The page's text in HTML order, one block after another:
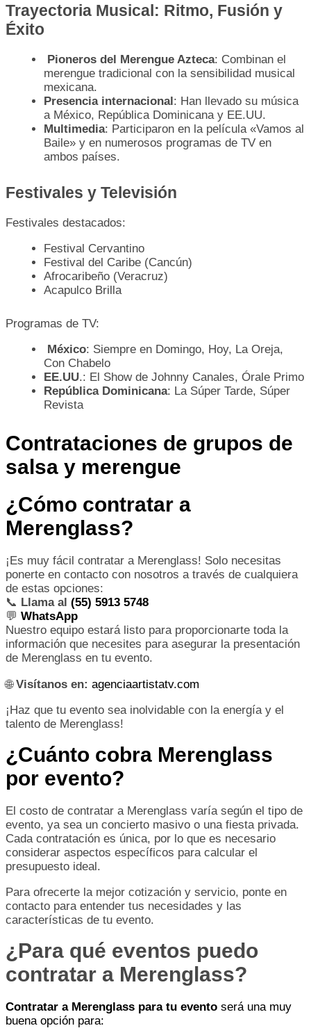
Trayectoria Musical: Ritmo, Fusión y
Éxito
Pioneros del Merengue Azteca: Combinan el
merengue tradicional con la sensibilidad musical
mexicana.
Presencia internacional: Han llevado su música
a México, República Dominicana y EE.UU.
Multimedia: Participaron en la película «Vamos al
Baile» y en numerosos programas de TV en
ambos países.
Festivales y Televisión
Festivales destacados:
Festival Cervantino
Festival del Caribe (Cancún)
Afrocaribeño (Veracruz)
Acapulco Brilla
Programas de TV:
México: Siempre en Domingo, Hoy, La Oreja,
Con Chabelo
EE.UU.: El Show de Johnny Canales, Órale Primo
República Dominicana: La Súper Tarde, Súper
Revista
Contrataciones de grupos de
salsa y merengue
¿Cómo contratar a
Merenglass?
¡Es muy fácil contratar a Merenglass! Solo necesitas
ponerte en contacto con nosotros a través de cualquiera
de estas opciones:
📞 Llama al (55) 5913 5748
💬 WhatsApp
Nuestro equipo estará listo para proporcionarte toda la
información que necesites para asegurar la presentación
de Merenglass en tu evento.
🌐Visítanos en: agenciaartistatv.com
¡Haz que tu evento sea inolvidable con la energía y el
talento de Merenglass!
¿Cuánto cobra Merenglass
por evento?
El costo de contratar a Merenglass varía según el tipo de
evento, ya sea un concierto masivo o una fiesta privada.
Cada contratación es única, por lo que es necesario
considerar aspectos específicos para calcular el
presupuesto ideal.
Para ofrecerte la mejor cotización y servicio, ponte en
contacto para entender tus necesidades y las
características de tu evento.
¿Para qué eventos puedo
contratar a Merenglass?
Contratar a Merenglass para tu evento será una muy
buena opción para: